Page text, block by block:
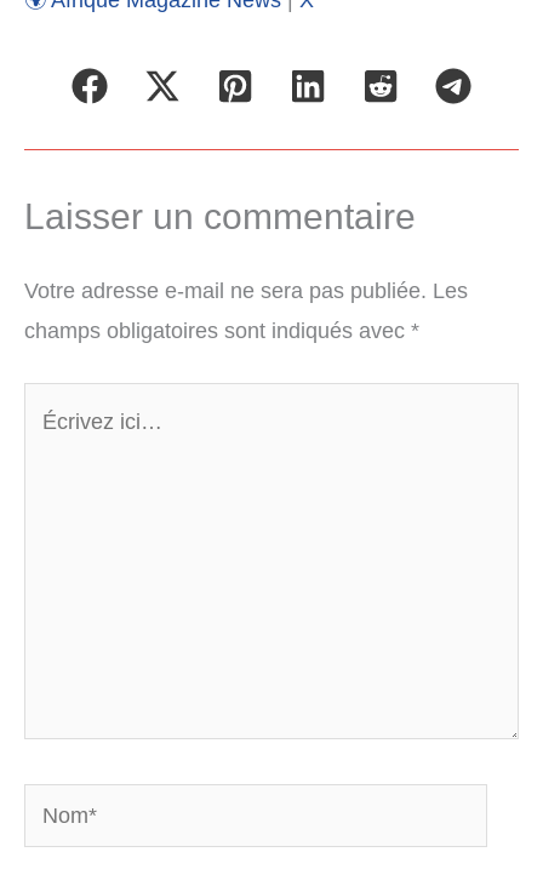
Laisser un commentaire
Votre adresse e-mail ne sera pas publiée. Les
champs obligatoires sont indiqués avec *
Nom*